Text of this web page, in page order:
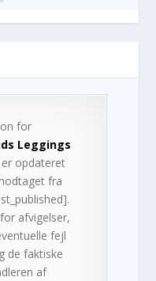
for
Leggings
er opdateret
fra
afvigelser,
fejl
de faktiske
af